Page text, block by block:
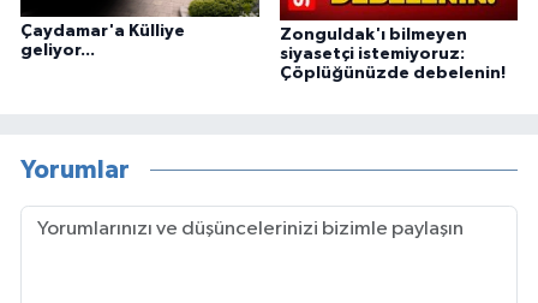
Çaydamar'a Külliye
geliyor...
Zonguldak'ı bilmeyen
siyasetçi istemiyoruz:
Çöplüğünüzde debelenin!
Yorumlar